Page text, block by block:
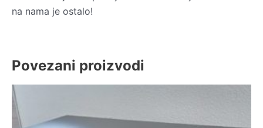
na nama je ostalo!
Povezani proizvodi